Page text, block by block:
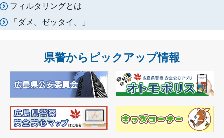
フィルタリングとは
「ダメ。ゼッタイ。」
県警からピックアップ情報